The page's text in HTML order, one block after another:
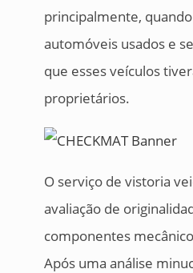
principalmente,
automóveis usados e
que esses veículos
proprietários.
O serviço de vistoria
avaliação de
componentes
Após uma análise